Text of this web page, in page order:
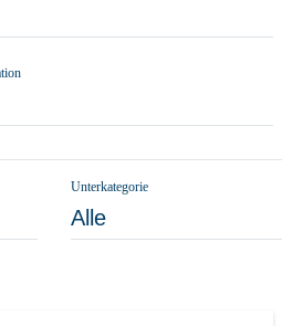
Unterkategorie
Alle